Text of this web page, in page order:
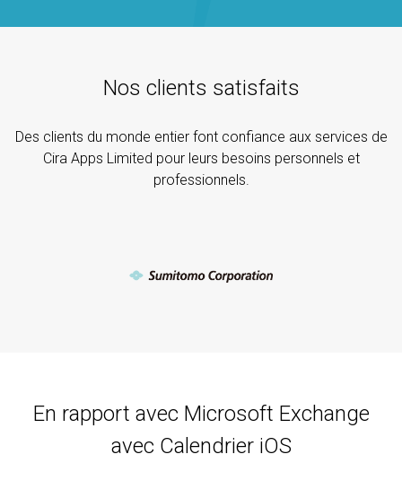
Nos clients satisfaits
Des clients du monde entier font confiance aux services de
Cira Apps Limited pour leurs besoins personnels et
professionnels.
En rapport avec Microsoft Exchange
avec Calendrier iOS